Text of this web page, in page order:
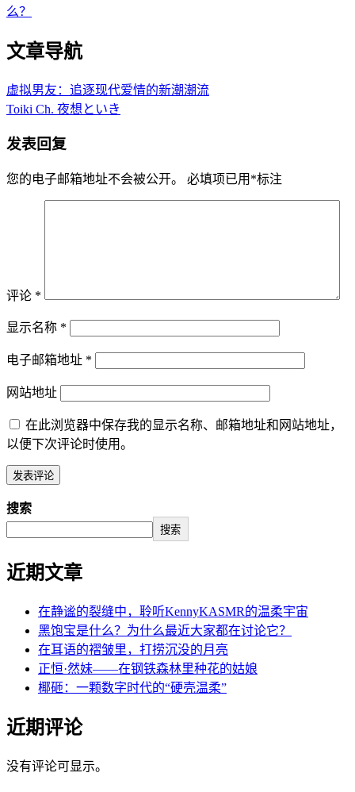
么？
文章导航
虚拟男友：追逐现代爱情的新潮潮流
Toiki Ch. 夜想といき
发表回复
您的电子邮箱地址不会被公开。 必填项已用 *标注
评论 *
显示名称 *
电子邮箱地址 *
网站地址
在此浏览器中保存我的显示名称、邮箱地址和网站地址，
以便下次评论时使用。
搜索
搜索
近期文章
在静谧的裂缝中，聆听KennyKASMR的温柔宇宙
黑饱宝是什么？为什么最近大家都在讨论它？
在耳语的褶皱里，打捞沉没的月亮
正恒·然妹——在钢铁森林里种花的姑娘
椰砸：一颗数字时代的“硬壳温柔”
近期评论
没有评论可显示。